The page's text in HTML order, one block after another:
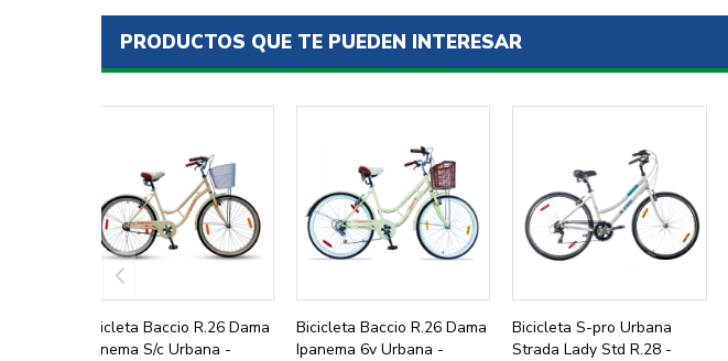
PRODUCTOS QUE TE PUEDEN INTERESAR
Bicicleta Baccio R.26 Dama
Ipanema S/c Urbana -
Bicicleta Baccio R.26 Dama
Ipanema 6v Urbana -
Bicicleta S-pro Urbana
Strada Lady Std R.28 -